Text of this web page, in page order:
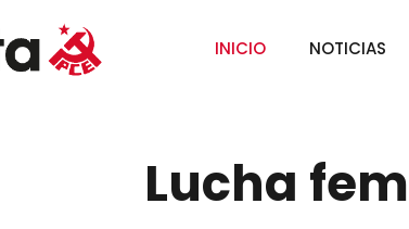
INICIO NOTICIAS
Lucha